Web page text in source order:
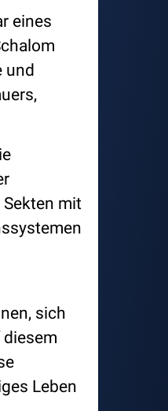
eines
und
mit
sich
diesem
Leben